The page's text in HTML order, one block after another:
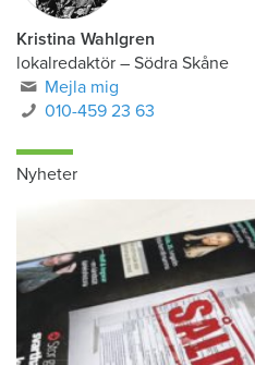
Kristina Wahlgren
lokalredaktör – Södra Skåne
Mejla mig
010-459 23 63
Nyheter